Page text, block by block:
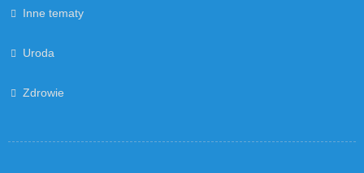
Inne tematy
Uroda
Zdrowie